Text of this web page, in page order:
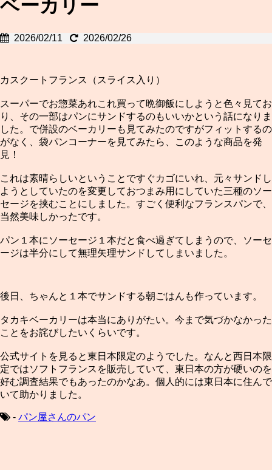
ベーカリー
2026/02/11 2026/02/26
カスクートフランス（スライス入り）
スーパーでお惣菜あれこれ買って晩御飯にしようと色々見てお
り、その一部はパンにサンドするのもいいかという話になりま
した。で併設のベーカリーも見てみたのですがフィットするの
がなく、袋パンコーナーを見てみたら、このような商品を発
見！
これは素晴らしいということですぐカゴにいれ、元々サンドし
ようとしていたのを変更しておつまみ用にしていた三種のソー
セージを挟むことにしました。すごく便利なフランスパンで、
当然美味しかったです。
パン１本にソーセージ１本だと食べ過ぎてしまうので、ソーセ
ージは半分にして無理矢理サンドしてしまいました。
後日、ちゃんと１本でサンドする朝ごはんも作っています。
タカキベーカリーは本当にありがたい。今まで気づかなかった
ことをお詫びしたいくらいです。
公式サイトを見ると東日本限定のようでした。なんと西日本限
定ではソフトフランスを販売していて、東日本の方が硬いのを
好む調査結果でもあったのかなあ。個人的には東日本に住んで
いて助かりました。
- パン屋さんのパン